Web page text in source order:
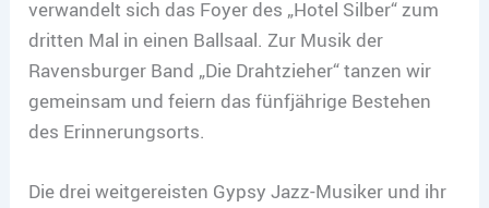
verwandelt sich das Foyer des „Hotel Silber“ zum
dritten Mal in einen Ballsaal. Zur Musik der
Ravensburger Band „Die Drahtzieher“ tanzen wir
gemeinsam und feiern das fünfjährige Bestehen
des Erinnerungsorts.
Die drei weitgereisten Gypsy Jazz-Musiker und ihr